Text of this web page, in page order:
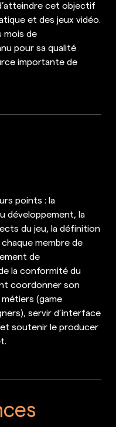
cet objectif
et des jeux vidéo.
mois de
pour sa qualité
importante de
points : la
développement, la
du jeu, la définition
membre de
de
la conformité du
coordonner son
(game
servir d’interface
soutenir le producer